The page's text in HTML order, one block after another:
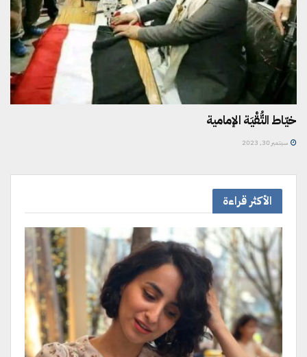
خيّاط التُّقْيَة الإمامية
سبتمبر 30, 2023
الأكثر قراءة